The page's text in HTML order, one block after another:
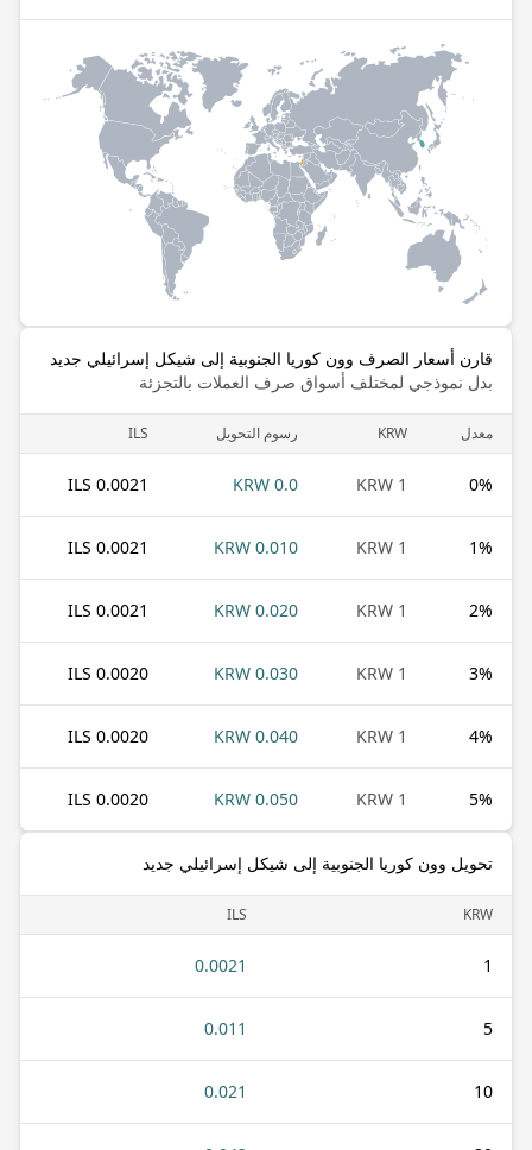
قارن أسعار الصرف وون كوريا الجنوبية إلى شيكل إسرائيلي جديد
بدل نموذجي لمختلف أسواق صرف العملات بالتجزئة
معدل KRW رسوم التحويل ILS
0%
1 KRW
0.0 KRW
0.0021 ILS
1%
1 KRW
0.010 KRW
0.0021 ILS
2%
1 KRW
0.020 KRW
0.0021 ILS
3%
1 KRW
0.030 KRW
0.0020 ILS
4%
1 KRW
0.040 KRW
0.0020 ILS
5%
1 KRW
0.050 KRW
0.0020 ILS
تحويل وون كوريا الجنوبية إلى شيكل إسرائيلي جديد
KRW
ILS
1
0.0021
5
0.011
10
0.021